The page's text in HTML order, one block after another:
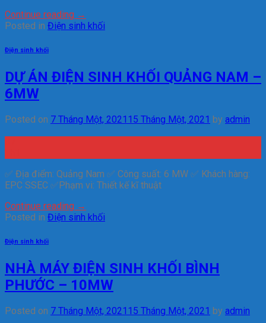
Continue reading →
Posted in Điện sinh khối
Điện sinh khối
DỰ ÁN ĐIỆN SINH KHỐI QUẢNG NAM –
6MW
Posted on 7 Tháng Một, 2021 15 Tháng Một, 2021 by admin
✅ Địa điểm: Quảng Nam ✅ Công suất: 6 MW ✅ Khách hàng:
EPC SSEC ✅Phạm vi: Thiết kế kĩ thuật
Continue reading →
Posted in Điện sinh khối
Điện sinh khối
NHÀ MÁY ĐIỆN SINH KHỐI BÌNH
PHƯỚC – 10MW
Posted on 7 Tháng Một, 2021 15 Tháng Một, 2021 by admin